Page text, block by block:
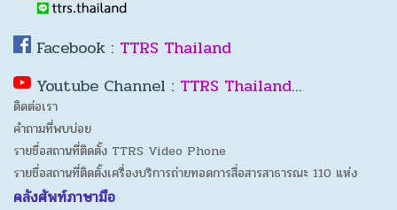
Facebook : TTRS Thailand
Youtube Channel : TTRS Thailand…
ติดต่อเรา
คำถามที่พบบ่อย
รายชื่อสถานที่ติดตั้ง TTRS Video Phone
รายชื่อสถานที่ติดตั้งเครื่องบริการถ่ายทอดการสื่อสารสาธารณะ 110 แห่ง
คลังศัพท์ภาษามือ